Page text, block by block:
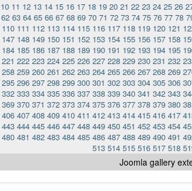
10 11 12 13 14 15 16 17 18 19 20 21 22 23 24 25 26
62 63 64 65 66 67 68 69 70 71 72 73 74 75 76 77 78
110 111 112 113 114 115 116 117 118 119 120 121
147 148 149 150 151 152 153 154 155 156 157 158
184 185 186 187 188 189 190 191 192 193 194 195
221 222 223 224 225 226 227 228 229 230 231 232
258 259 260 261 262 263 264 265 266 267 268 269
295 296 297 298 299 300 301 302 303 304 305 306
332 333 334 335 336 337 338 339 340 341 342 343
369 370 371 372 373 374 375 376 377 378 379 380
406 407 408 409 410 411 412 413 414 415 416 417
443 444 445 446 447 448 449 450 451 452 453 454
480 481 482 483 484 485 486 487 488 489 490 491
513 514 515 516 517 518
Joomla gallery